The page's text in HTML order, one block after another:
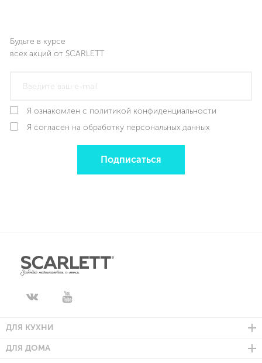
Будьте в курсе
всех акций от SCARLETT
Я ознакомлен с политикой конфиденциальности
Я согласен на обработку персональных данных
Подписаться
ДЛЯ КУХНИ
ДЛЯ ДОМА